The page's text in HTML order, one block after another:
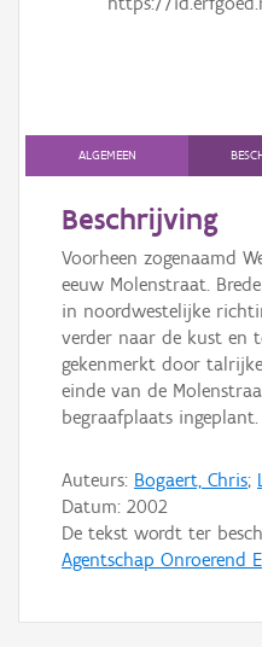
Persoon of collectief
Hergebruik
Aanmelden
ALGEMEEN
Beschrijving
Voorheen zogenaamd
eeuw Molenstraat.
in noordwestelijke
verder naar de kust en
gekenmerkt door
einde van de
begraafplaats ingeplant.
Auteurs: Bogaert, Chris;
Datum: 2002
De tekst wordt ter
Agentschap Onroerend